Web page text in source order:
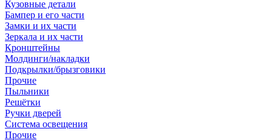
Кузовные детали
Бампер и его части
Замки и их части
Зеркала и их части
Кронштейны
Молдинги/накладки
Подкрылки/брызговики
Прочие
Пыльники
Решётки
Ручки дверей
Система освещения
Прочие